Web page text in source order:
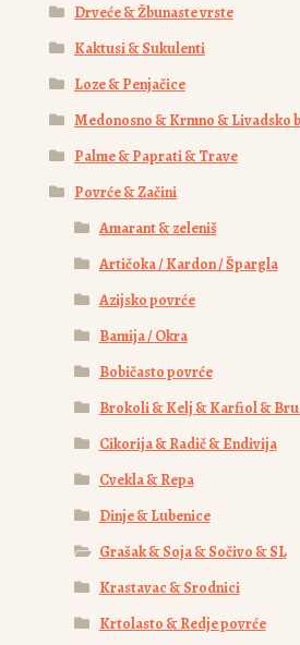
Drveće & Žbunaste vrste
Kaktusi & Sukulenti
Loze & Penjačice
Medonosno & Krmno & Livadsko
Palme & Paprati & Trave
Povrće & Začini
Amarant & zeleniš
Artičoka / Kardon / Špargla
Azijsko povrće
Bamija / Okra
Bobičasto povrće
Brokoli & Kelj & Karfiol &
Cikorija & Radič & Endivija
Cvekla & Repa
Dinje & Lubenice
Grašak & Soja & Sočivo & SL
Krastavac & Srodnici
Krtolasto & Redje povrće